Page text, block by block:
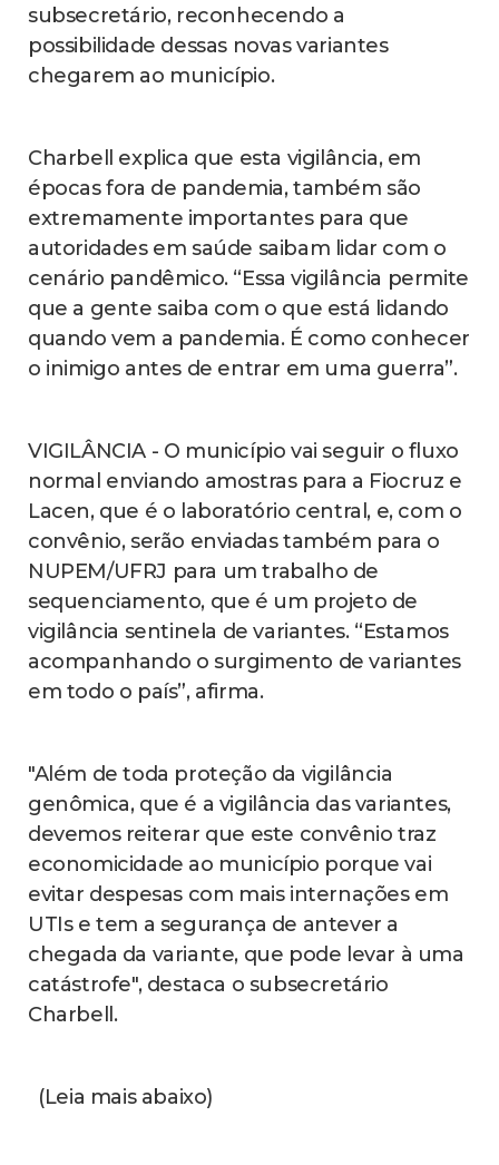
subsecretário, reconhecendo a
possibilidade dessas novas variantes
chegarem ao município.
Charbell explica que esta vigilância, em
épocas fora de pandemia, também são
extremamente importantes para que
autoridades em saúde saibam lidar com o
cenário pandêmico. “Essa vigilância permite
que a gente saiba com o que está lidando
quando vem a pandemia. É como conhecer
o inimigo antes de entrar em uma guerra”.
VIGILÂNCIA - O município vai seguir o fluxo
normal enviando amostras para a Fiocruz e
Lacen, que é o laboratório central, e, com o
convênio, serão enviadas também para o
NUPEM/UFRJ para um trabalho de
sequenciamento, que é um projeto de
vigilância sentinela de variantes. “Estamos
acompanhando o surgimento de variantes
em todo o país”, afirma.
"Além de toda proteção da vigilância
genômica, que é a vigilância das variantes,
devemos reiterar que este convênio traz
economicidade ao município porque vai
evitar despesas com mais internações em
UTIs e tem a segurança de antever a
chegada da variante, que pode levar à uma
catástrofe", destaca o subsecretário
Charbell.
(Leia mais abaixo)